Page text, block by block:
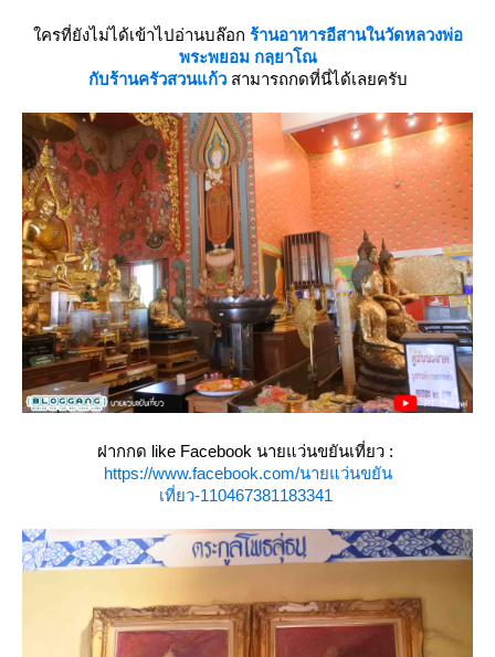
ครที่ยังไม่ได้เข้าไปอ่านบล๊อก ร้านอาหารอีสานในวัดหลวงพ่อ
พระพยอม กลฺยาโณ
กับร้านครัวสวนแก้ว สามารถกดที่นี่ได้เลยครับ
ฝากกด like Facebook นายแว่นขยันเที่ยว :
https://www.facebook.com/นายแว่นขยัน
เที่ยว-110467381183341